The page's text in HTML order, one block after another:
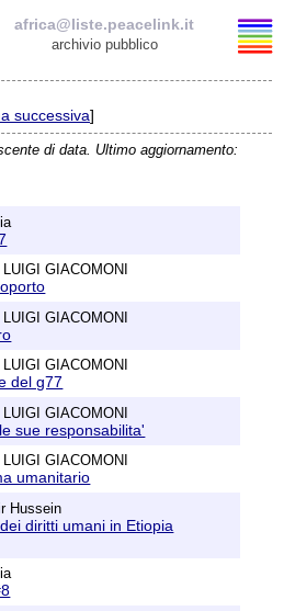
africa@liste.peacelink.it
archivio pubblico
successiva]
di data. Ultimo aggiornamento:
GIACOMONI
GIACOMONI
GIACOMONI
del g77
GIACOMONI
sue responsabilita'
GIACOMONI
umanitario
Hussein
diritti umani in Etiopia